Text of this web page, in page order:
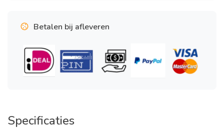
Betalen bij afleveren
Specificaties